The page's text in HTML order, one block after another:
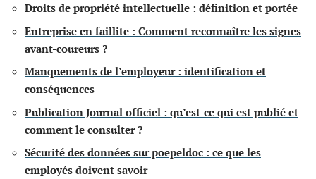
Droits de propriété intellectuelle : définition et portée
Entreprise en faillite : Comment reconnaître les signes
avant-coureurs ?
Manquements de l’employeur : identification et
conséquences
Publication Journal officiel : qu’est-ce qui est publié et
comment le consulter ?
Sécurité des données sur poepeldoc : ce que les
employés doivent savoir